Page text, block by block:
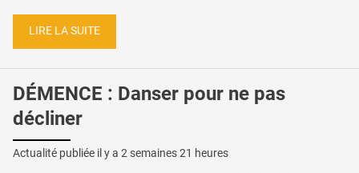
LIRE LA SUITE
DÉMENCE : Danser pour ne pas
décliner
Actualité publiée il y a 2 semaines 21 heures